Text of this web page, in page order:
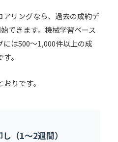
リングなら、過去の成約デ
できます。機械学習ベース
は500〜1,000件以上の成
。
りです。
（1〜2週間）